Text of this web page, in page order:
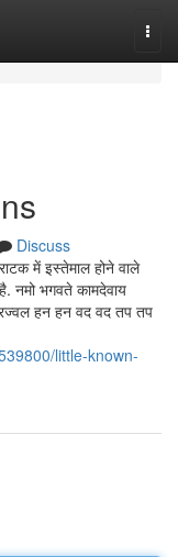
Discuss
में इस्तेमाल होने वाले
नमो भगवते कामदेवाय
हन हन वद वद तप तप
little-known-